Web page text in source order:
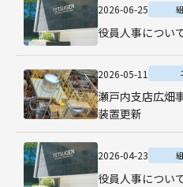
2026-06-25
役員人事につい
2026-05-11
瀬戸内支店広畑
装置更新
2026-04-23
役員人事につい